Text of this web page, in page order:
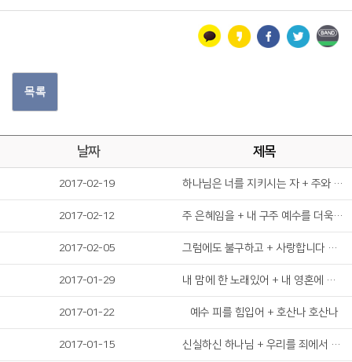
목록
날짜 제목
2017-02-19 하나님은 너를 지키시는 자 + 주와 같이 길 가는 것
2017-02-12 주 은혜임을 + 내 구주 예수를 더욱 사랑
2017-02-05 그럼에도 불구하고 + 사랑합니다 나의 예수님
2017-01-29 내 맘에 한 노래있어 + 내 영혼에 햇빛 비치니
2017-01-22 예수 피를 힘입어 + 호산나 호산나
2017-01-15 신실하신 하나님 + 우리를 죄에서 구하시려